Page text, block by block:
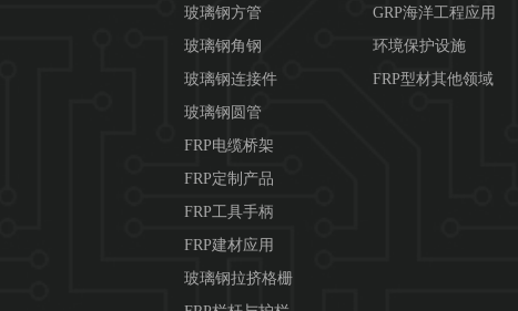
玻璃钢方管
玻璃钢角钢
玻璃钢连接件
玻璃钢圆管
FRP电缆桥架
FRP定制产品
FRP工具手柄
FRP建材应用
玻璃钢拉挤格栅
GRP海洋工程应用
环境保护设施
FRP型材其他领域